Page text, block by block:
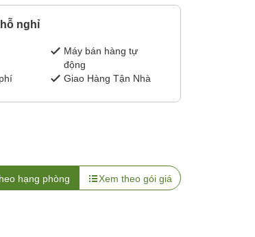
nghỉ
Máy bán hàng tự
động
Giao Hàng Tận Nhà
hạng phòng Xem theo gói giá